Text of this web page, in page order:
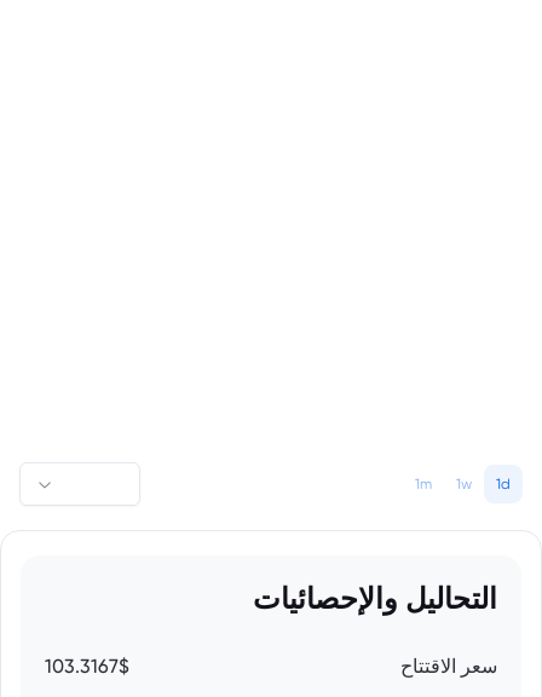
1d
1w
1m
التحاليل والإحصائيات
سعر الاقتتاح 103.3167$